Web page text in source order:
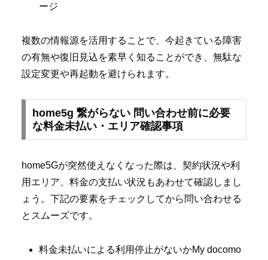
ージ
複数の情報源を活用することで、今起きている障害
の有無や復旧見込を素早く知ることができ、無駄な
設定変更や再起動を避けられます。
home5g 繋がらない 問い合わせ前に必要
な料金未払い・エリア確認事項
home5Gが突然使えなくなった際は、契約状況や利
用エリア、料金の支払い状況もあわせて確認しまし
ょう。下記の要素をチェックしてから問い合わせる
とスムーズです。
料金未払いによる利用停止がないかMy docomo